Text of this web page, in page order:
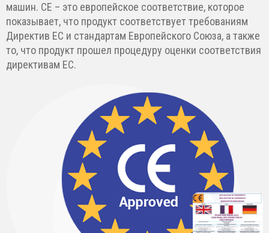
машин. CE – это европейское соответствие, которое
показывает, что продукт соответствует требованиям
Директив ЕС и стандартам Европейского Союза, а также
то, что продукт прошел процедуру оценки соответствия
директивам ЕС.